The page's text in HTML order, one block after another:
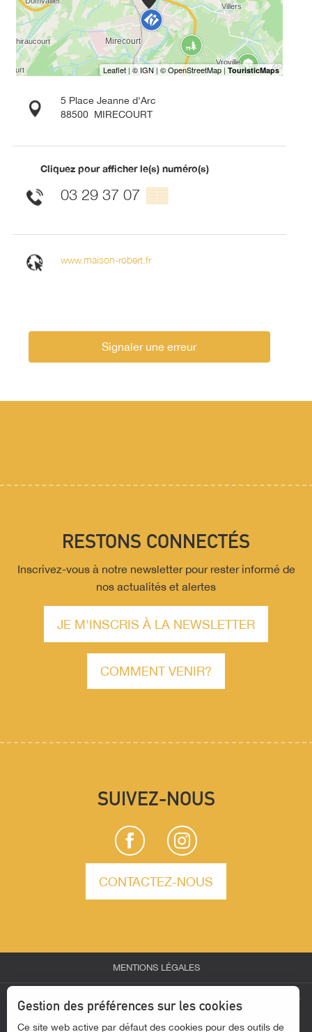
Description
5 Place Jeanne d'Arc
88500 MIRECOURT
Cliquez pour afficher le(s) numéro(s)
03 29 37 07 ▒▒
www.maison-robert.fr
Signaler une erreur
RESTONS CONNECTÉS
Inscrivez-vous à notre newsletter pour rester informé de
nos actualités et alertes
JE M'INSCRIS À LA NEWSLETTER
COMMENT VENIR?
SUIVEZ-NOUS
CONTACTEZ-NOUS
MENTIONS LÉGALES
-
ACTUALITÉS - ACCESSIBILITÉ - SITE NON CONFORME
Gestion des préférences sur les cookies
Ce site web active par défaut des cookies pour des outils de